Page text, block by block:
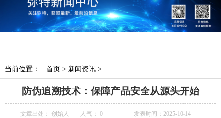
当前位置： 首页 > 新闻资讯 >
防伪追溯技术：保障产品安全从源头开始
文章出处： 创始人 人气： 0 发表时间：2025-10-14